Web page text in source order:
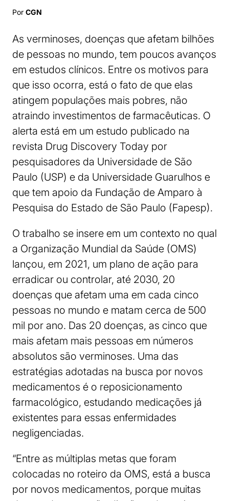
Por CGN
As verminoses, doenças que afetam bilhões
de pessoas no mundo, tem poucos avanços
em estudos clínicos. Entre os motivos para
que isso ocorra, está o fato de que elas
atingem populações mais pobres, não
atraindo investimentos de farmacêuticas. O
alerta está em um estudo publicado na
revista Drug Discovery Today por
pesquisadores da Universidade de São
Paulo (USP) e da Universidade Guarulhos e
que tem apoio da Fundação de Amparo à
Pesquisa do Estado de São Paulo (Fapesp).
O trabalho se insere em um contexto no qual
a Organização Mundial da Saúde (OMS)
lançou, em 2021, um plano de ação para
erradicar ou controlar, até 2030, 20
doenças que afetam uma em cada cinco
pessoas no mundo e matam cerca de 500
mil por ano. Das 20 doenças, as cinco que
mais afetam mais pessoas em números
absolutos são verminoses. Uma das
estratégias adotadas na busca por novos
medicamentos é o reposicionamento
farmacológico, estudando medicações já
existentes para essas enfermidades
negligenciadas.
“Entre as múltiplas metas que foram
colocadas no roteiro da OMS, está a busca
por novos medicamentos, porque muitas